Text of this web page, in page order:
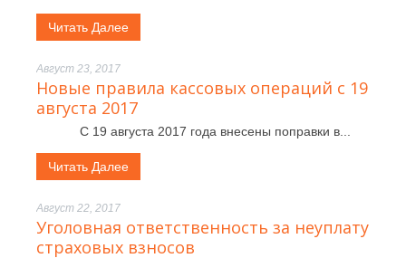
Читать Далее
Август 23, 2017
Новые правила кассовых операций с 19
августа 2017
С 19 августа 2017 года внесены поправки в...
Читать Далее
Август 22, 2017
Уголовная ответственность за неуплату
страховых взносов